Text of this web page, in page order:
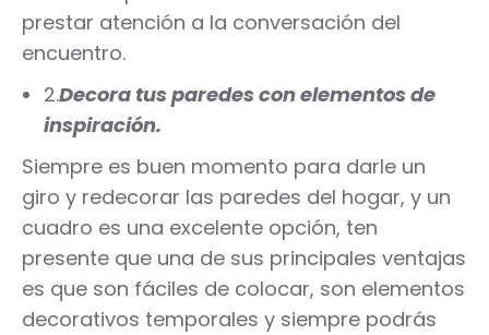
prestar atención a la conversación del
encuentro.
2.Decora tus paredes con elementos de
inspiración.
Siempre es buen momento para darle un
giro y redecorar las paredes del hogar, y un
cuadro es una excelente opción, ten
presente que una de sus principales ventajas
es que son fáciles de colocar, son elementos
decorativos temporales y siempre podrás